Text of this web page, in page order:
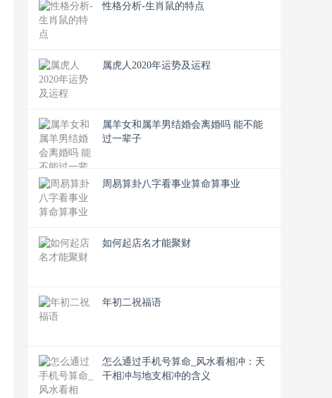
性格分析-生肖鼠的特点
属虎人2020年运势及运程
属羊女和属羊男结婚会离婚吗 能不能
过一辈子
周易算卦八字看事业算命算事业
如何起店名才能聚财
年初二祝福语
怎么通过手机号算命_风水看相冲：天
干相冲与地支相冲的含义